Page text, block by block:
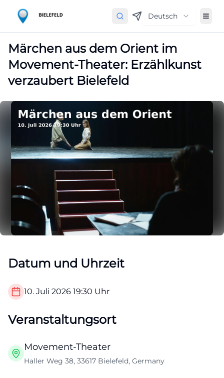
Deutsch
Märchen aus dem Orient im
Movement-Theater: Erzählkunst
verzaubert Bielefeld
Datum und Uhrzeit
10. Juli 2026 19:30 Uhr
Veranstaltungsort
Movement-Theater
Haller Weg 38, 33617 Bielefeld, Germany